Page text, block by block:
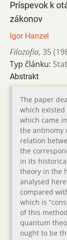
Príspevok k
zákonov
Igor Hanzel
Filozofia, 35
Typ článku:
Abstrakt
The paper
which
which came
the antinomy
relation
the
in its
theory in the
analysed
compared
which is
of this
quantum
ought to be